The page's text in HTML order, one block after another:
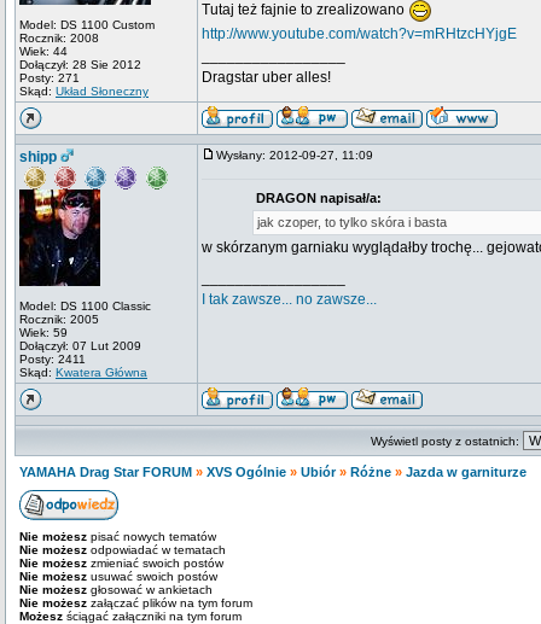
Model: DS 1100 Custom
Rocznik: 2008
Wiek: 44
Dołączył: 28 Sie 2012
Posty: 271
Skąd: Układ Słoneczny
Tutaj też fajnie to zrealizowano
http://www.youtube.com/watch?v=mRHtzcHYjgE
Dragstar uber alles!
shipp
Model: DS 1100 Classic
Rocznik: 2005
Wiek: 59
Dołączył: 07 Lut 2009
Posty: 2411
Skąd: Kwatera Główna
Wysłany: 2012-09-27, 11:09
DRAGON napisał/a:
jak czoper, to tylko skóra i basta
w skórzanym garniaku wyglądałby trochę...
I tak zawsze... no zawsze...
Wyświetl posty z ostatnich:
YAMAHA Drag Star FORUM » XVS Ogólnie » Ubiór» Różne » Jazda w garniturze
Nie możesz pisać nowych tematów
Nie możesz odpowiadać w tematach
Nie możesz zmieniać swoich postów
Nie możesz usuwać swoich postów
Nie możesz głosować w ankietach
Nie możesz załączać plików na tym forum
Możesz ściągać załączniki na tym forum